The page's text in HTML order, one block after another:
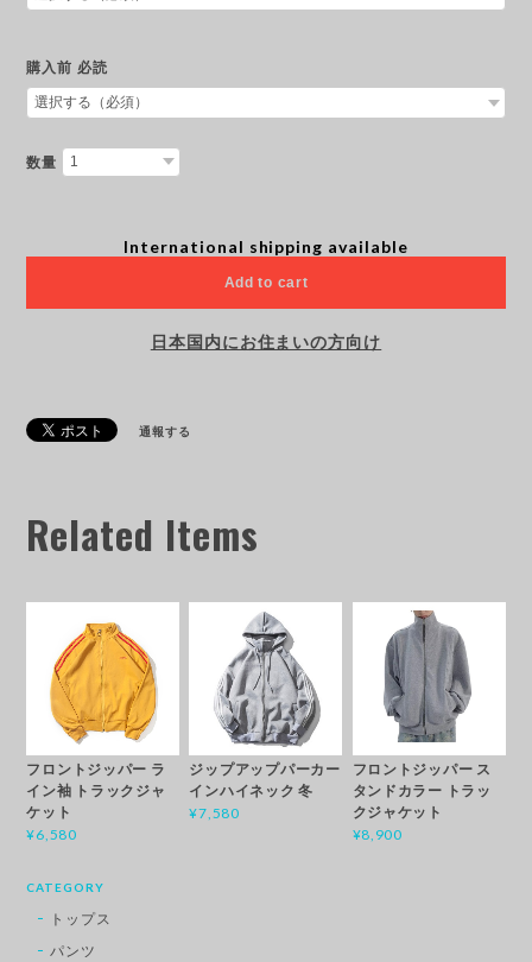
購入前 必読
数量
International shipping available
Add to cart
日本国内にお住まいの方向け
通報する
Related Items
フロントジッパー ラ
イン袖 トラックジャ
ケット
¥6,580
ジップアップパーカー
インハイネック 冬
¥7,580
フロントジッパー ス
タンドカラー トラッ
クジャケット
¥8,900
CATEGORY
トップス
パンツ